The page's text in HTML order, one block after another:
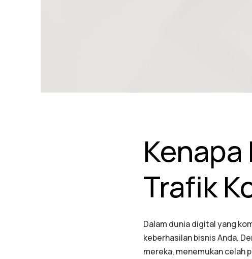
Trafik
Dalam dunia digital yang
keberhasilan bisnis Anda.
mereka, menemukan celah